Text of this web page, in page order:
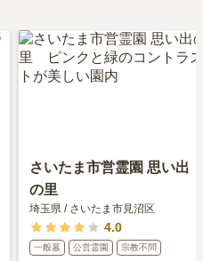
さいたま市営霊園 思い出
の里
埼玉県 / さいたま市見沼区
4.0
一般墓 公営霊園 宗教不問